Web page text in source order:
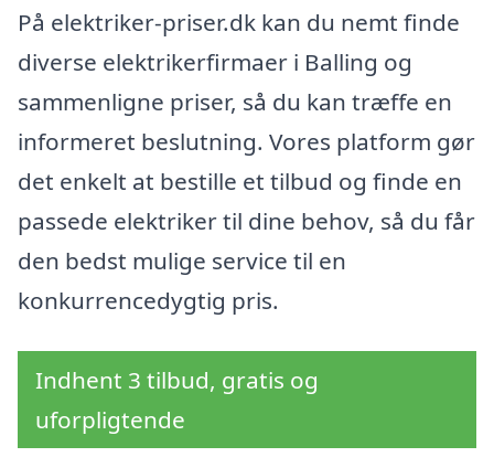
På elektriker-priser.dk kan du nemt finde
diverse elektrikerfirmaer i Balling og
sammenligne priser, så du kan træffe en
informeret beslutning. Vores platform gør
det enkelt at bestille et tilbud og finde en
passede elektriker til dine behov, så du får
den bedst mulige service til en
konkurrencedygtig pris.
Indhent 3 tilbud, gratis og
uforpligtende